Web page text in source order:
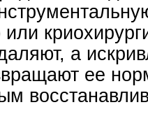
а
ее